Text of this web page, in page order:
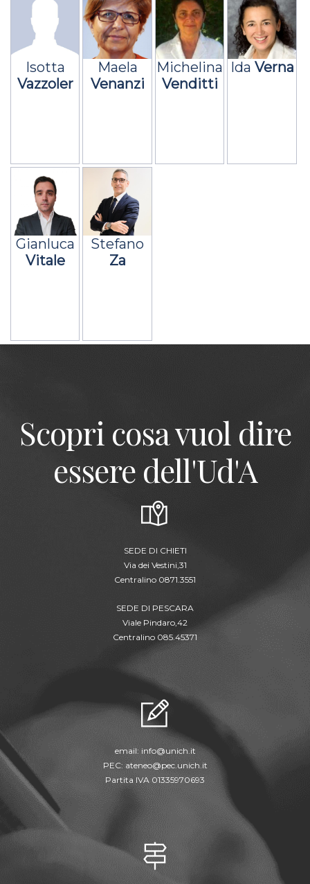
Isotta
Vazzoler
Maela
Venanzi
Michelina
Venditti
Ida Verna
Gianluca
Vitale
Stefano
Za
Scopri cosa vuol dire
essere dell'Ud'A
SEDE DI CHIETI
Via dei Vestini,31
Centralino 0871.3551
SEDE DI PESCARA
Viale Pindaro,42
Centralino 085.45371
email: info@unich.it
PEC: ateneo@pec.unich.it
Partita IVA 01335970693